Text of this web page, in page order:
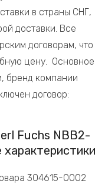
в страны СНГ,
доставки. Все
договорам, что
цену. Основное
бренд компании
договор:
Fuchs NBB2-
304615-0002